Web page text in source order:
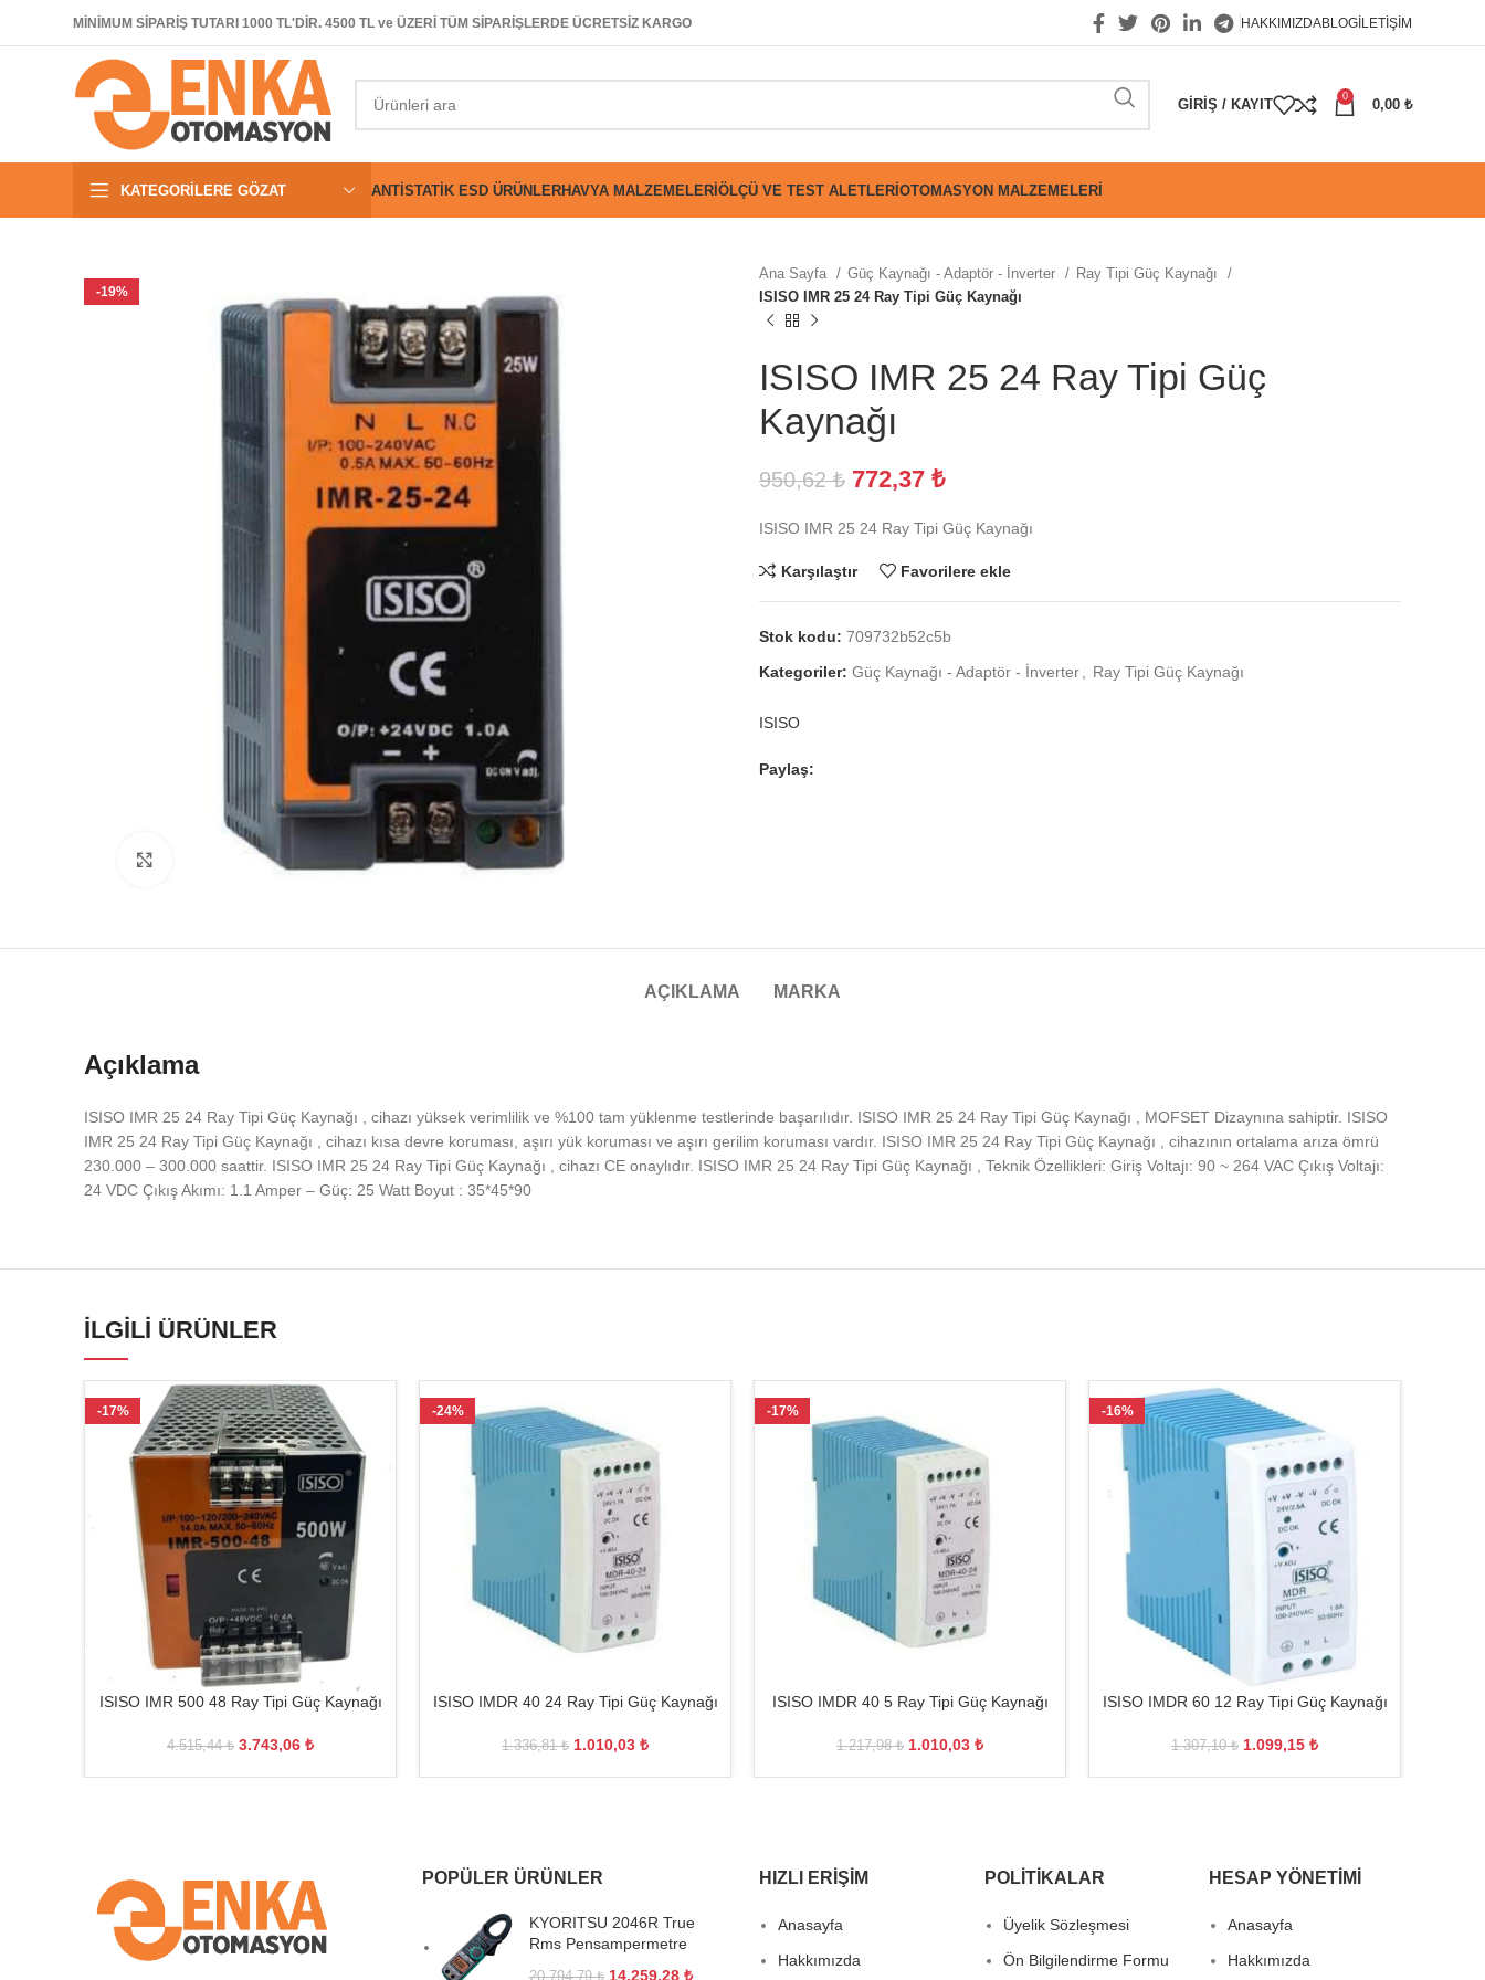
MİNİMUM SİPARİŞ TUTARI 1000 TL'DİR. 4500 TL ve ÜZERİ TÜM SİPARİŞLERDE ÜCRETSİZ KARGO HAKKIMIZDABLOGİLETIŞIM
GIRIŞ / KAYIT
0
0,00 ₺
KATEGORILERE GÖZAT ANTISTATIK ESD ÜRÜNLERHAVYA MALZEMELERIÖLÇÜ VE TEST ALETLERIOTOMASYON MALZEMELERI
-19%
Büyütmek için tıklayın
Ana Sayfa Güç Kaynağı - Adaptör - İnverter
Ray Tipi Güç Kaynağı
ISISO IMR 25 24 Ray Tipi Güç Kaynağı
ISISO IMR 25 24 Ray Tipi Güç
Kaynağı
950,62₺ 772,37 ₺
ISISO IMR 25 24 Ray Tipi Güç Kaynağı
Karşılaştır Favorilere ekle
Stok kodu: 709732b52c5b
Kategoriler: Güç Kaynağı - Adaptör - İnverter Ray Tipi Güç Kaynağı
ISISO
Paylaş:
AÇIKLAMA MARKA
Açıklama
ISISO IMR 25 24 Ray Tipi Güç Kaynağı , cihazı yüksek verimlilik ve %100 tam yüklenme testlerinde başarılıdır. ISISO IMR 25 24 Ray Tipi Güç Kaynağı , MOFSET Dizaynına sahiptir. ISISO
IMR 25 24 Ray Tipi Güç Kaynağı , cihazı kısa devre koruması, aşırı yük koruması ve aşırı gerilim koruması vardır. ISISO IMR 25 24 Ray Tipi Güç Kaynağı , cihazının ortalama arıza ömrü
230.000 – 300.000 saattir. ISISO IMR 25 24 Ray Tipi Güç Kaynağı , cihazı CE onaylıdır. ISISO IMR 25 24 Ray Tipi Güç Kaynağı , Teknik Özellikleri: Giriş Voltajı: 90 ~ 264 VAC Çıkış Voltajı:
24 VDC Çıkış Akımı: 1.1 Amper – Güç: 25 Watt Boyut : 35*45*90
İLGILI ÜRÜNLER
-17%
ISISO IMR 500 48 Ray Tipi Güç Kaynağı
4.515,44₺ 3.743,06 ₺
-24%
ISISO IMDR 40 24 Ray Tipi Güç Kaynağı
1.336,81₺ 1.010,03 ₺
-17%
ISISO IMDR 40 5 Ray Tipi Güç Kaynağı
1.217,98₺ 1.010,03 ₺
-16%
ISISO IMDR 60 12 Ray Tipi Güç Kaynağı
1.307,10₺ 1.099,15 ₺
POPÜLER ÜRÜNLER
KYORITSU 2046R True
Rms Pensampermetre
20.794,79₺ 14.259,28 ₺
HIZLI ERIŞIM
Anasayfa
Hakkımızda
POLITIKALAR
Üyelik Sözleşmesi
Ön Bilgilendirme Formu
HESAP YÖNETIMI
Anasayfa
Hakkımızda